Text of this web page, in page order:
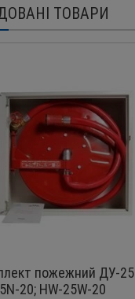
ТОВАРИ
пожежний ДУ-25
20; HW-25W-20